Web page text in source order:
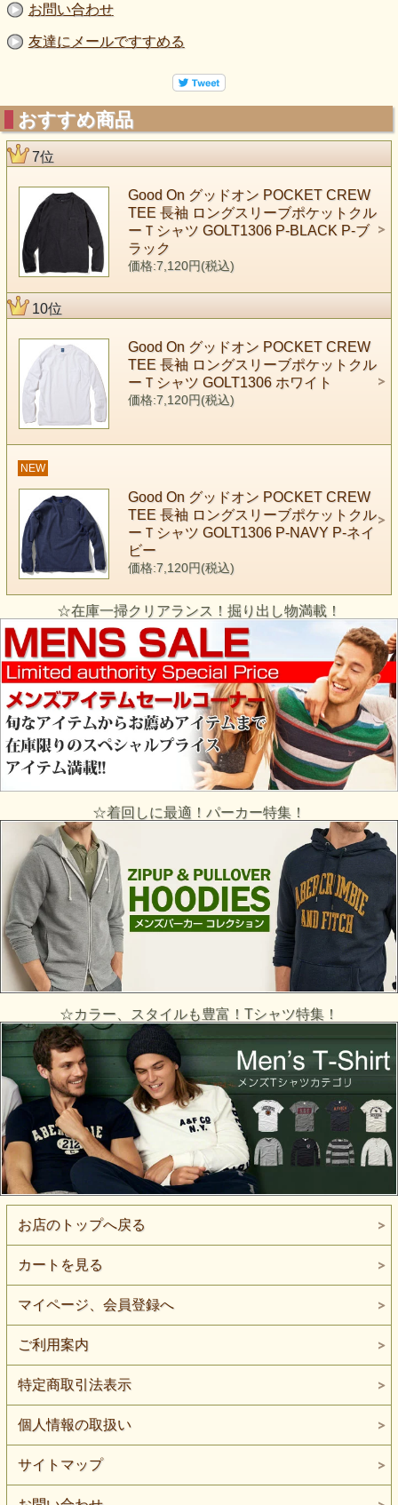
お問い合わせ
友達にメールですすめる
おすすめ商品
7位
Good On グッドオン POCKET CREW
TEE 長袖 ロングスリーブポケットクル
ーＴシャツ GOLT1306 P-BLACK P-ブ
ラック
価格:7,120円(税込)
10位
Good On グッドオン POCKET CREW
TEE 長袖 ロングスリーブポケットクル
ーＴシャツ GOLT1306 ホワイト
価格:7,120円(税込)
NEW
Good On グッドオン POCKET CREW
TEE 長袖 ロングスリーブポケットクル
ーＴシャツ GOLT1306 P-NAVY P-ネイ
ビー
価格:7,120円(税込)
☆在庫一掃クリアランス！掘り出し物満載！
☆着回しに最適！パーカー特集！
☆カラー、スタイルも豊富！Tシャツ特集！
お店のトップへ戻る
カートを見る
マイページ、会員登録へ
ご利用案内
特定商取引法表示
個人情報の取扱い
サイトマップ